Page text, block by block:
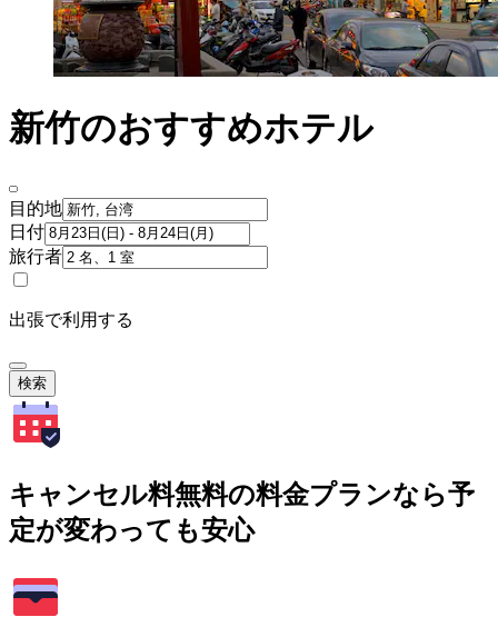
新竹のおすすめホテル
目的地
日付
旅行者
出張で利用する
検索
キャンセル料無料の料金プランなら予
定が変わっても安心